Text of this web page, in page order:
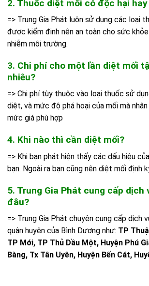
2. Thuốc diệt mối có độc hại
=> Trung Gia Phát luôn sử dụng các loại
được kiểm định nên an toàn cho sức
nhiễm môi trường.
3. Chi phí cho một lần diệt mối
nhiêu?
=> Chi phí tùy thuộc vào loại thuốc sử
diệt, và mức độ phá hoại của mối mà
mức giá phù hợp
4. Khi nào thì cần diệt mối?
=> Khi bạn phát hiện thấy các dấu hiệu
bạn. Ngoài ra bạn cũng nên diệt mối định
5. Trung Gia Phát cung cấp dịch
đâu?
=> Trung Gia Phát chuyên cung cấp dịch
quận huyện của Bình Dương như: TP
TP Mới, TP Thủ Dầu Một, Huyện Phú
Bàng, Tx Tân Uyên, Huyện Bến Cát,